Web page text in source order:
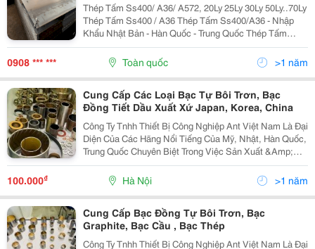
Thép Tấm Ss400/ A36/ A572, 20Ly 25Ly 30Ly 50Ly..70Ly
Thép Tấm Ss400 / A36 Thép Tấm Ss400/A36 - Nhập
Khẩu Nhật Bản - Hàn Quốc - Trung Quốc Thép Tấm
Ss400/A36 8.0Ly X 1500Mm X 6/12M/Qc Thép Tấm
Ss400/A36 8.0Ly X 2000Mm X 6/12M/Qc Thép Tấm...
0908 *** *** Toàn quốc >1 năm
Cung Cấp Các Loại Bạc Tự Bôi Trơn, Bạc
Đồng Tiết Dầu Xuất Xứ Japan, Korea, China
Công Ty Tnhh Thiết Bị Công Nghiệp Ant Việt Nam Là Đại
Diện Của Các Hãng Nổi Tiếng Của Mỹ, Nhật, Hàn Quốc,
Trung Quốc Chuyên Biệt Trong Việc Sản Xuất &Amp;
Chế Tạo Các Linh Phụ Kiện Giảm Ma Sát, Tự Bôi Trơn.
Các Loại Bạc Đồng, Bạc Graphite, Bạc Đặc...
100.000₫ Hà Nội >1 năm
Cung Cấp Bạc Đồng Tự Bôi Trơn, Bạc
Graphite, Bạc Cầu , Bạc Thép
Công Ty Tnhh Thiết Bị Công Nghiệp Ant Việt Nam Là Đại